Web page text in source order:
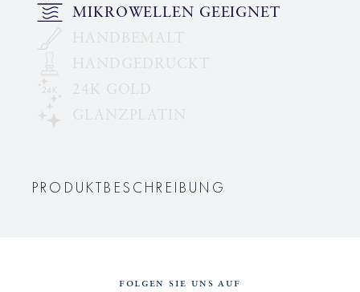
MIKROWELLEN GEEIGNET
PRODUKTBESCHREIBUNG
FOLGEN SIE UNS AUF